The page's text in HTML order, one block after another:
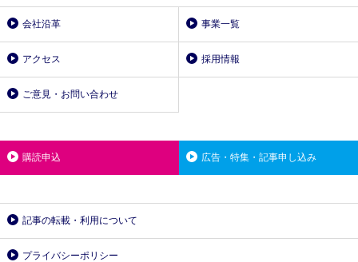
会社沿革 事業一覧
アクセス 採用情報
ご意見・お問い合わせ
購読申込 広告・特集・記事申し込み
記事の転載・利用について
プライバシーポリシー